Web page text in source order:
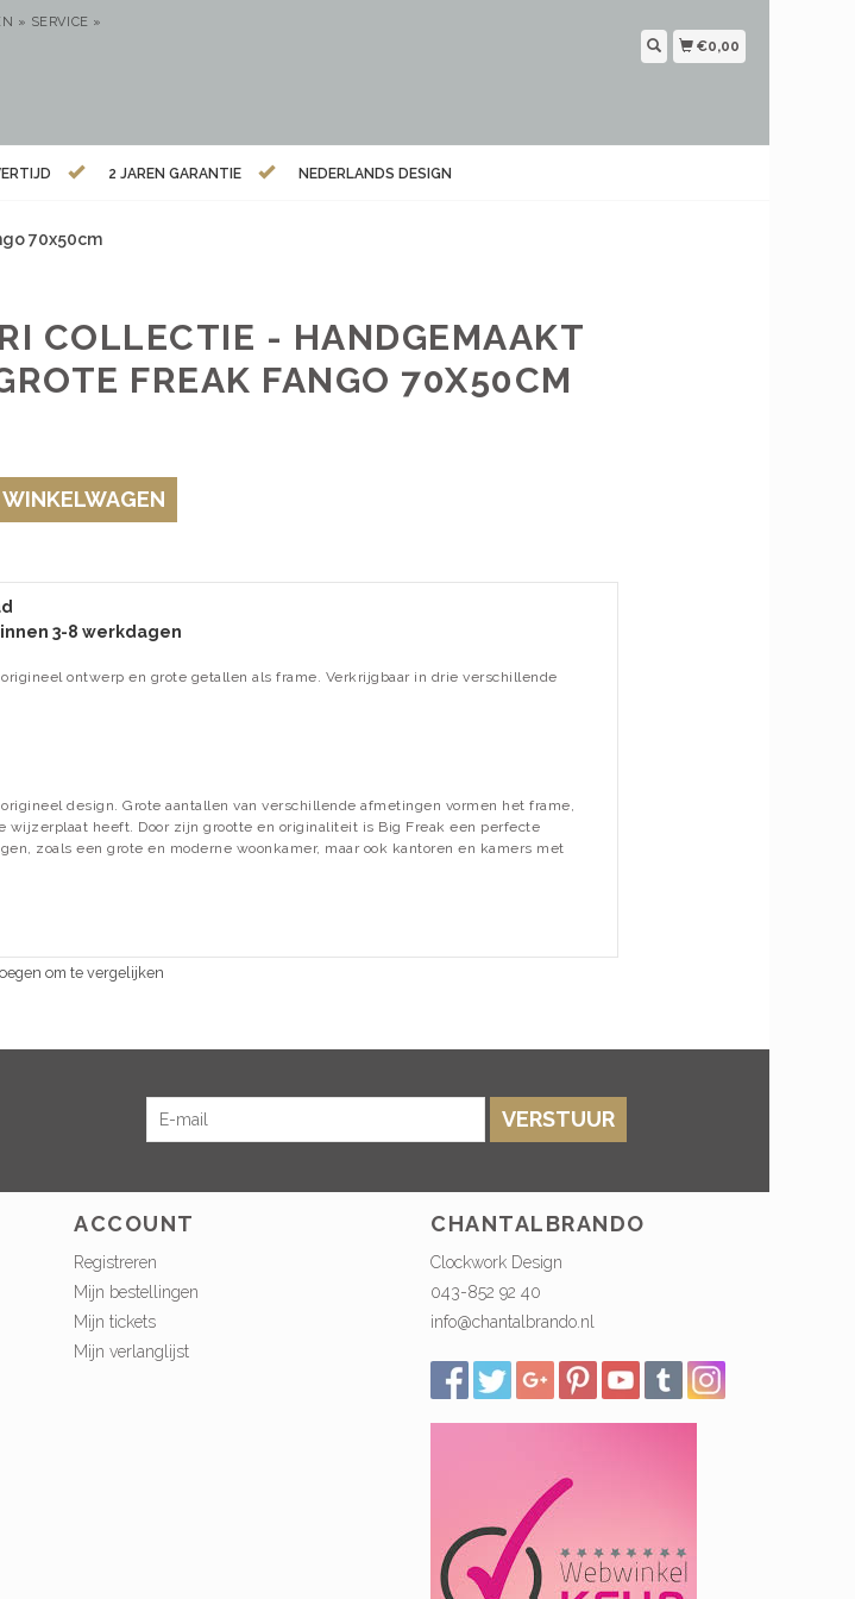
» SERVICE »
€0,00
2 JAREN GARANTIE NEDERLANDS DESIGN
70x50cm
COLLECTIE - HANDGEMAAKT
FREAK FANGO 70X50CM
3-8 werkdagen
ontwerp en grote getallen als frame. Verkrijgbaar in drie verschillende
design. Grote aantallen van verschillende afmetingen vormen het frame,
heeft. Door zijn grootte en originaliteit is Big Freak een perfecte
zoals een grote en moderne woonkamer, maar ook kantoren en kamers met
om te vergelijken
VERSTUUR
ACCOUNT
Registreren
Mijn bestellingen
Mijn tickets
Mijn verlanglijst
CHANTALBRANDO
Clockwork Design
043-852 92 40
info@chantalbrando.nl